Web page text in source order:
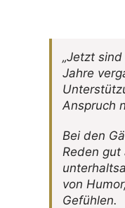
„Jetzt
Jahre
Anspruch
Bei den
Reden gut
von
Gefühlen.